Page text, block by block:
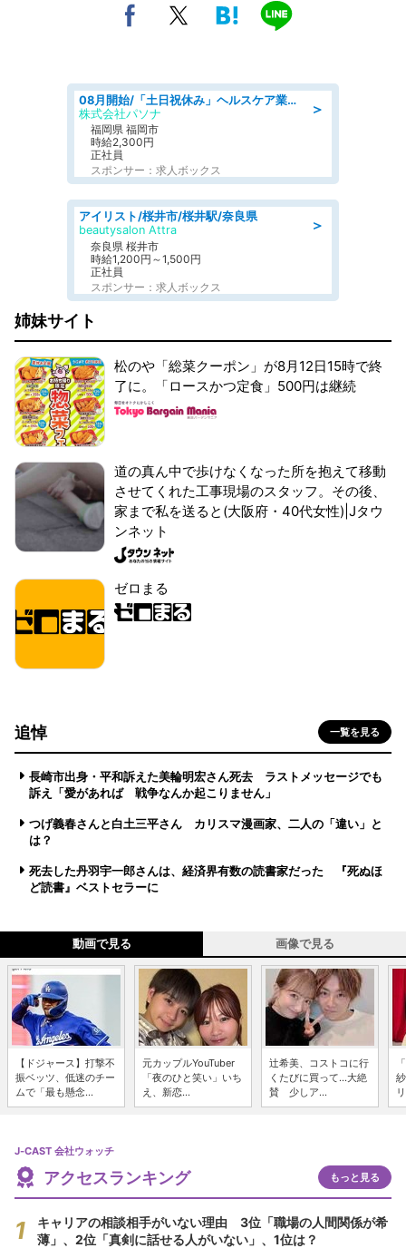
＞
08月開始/「土日祝休み」ヘルスケア業界の産業保健師/高時給/未経験OK/要資格:保健師、正看護師
株式会社パソナ
福岡県 福岡市
時給2,300円
正社員
スポンサー：求人ボックス
＞
アイリスト/桜井市/桜井駅/奈良県
beautysalon Attra
奈良県 桜井市
時給1,200円～1,500円
正社員
スポンサー：求人ボックス
姉妹サイト
松のや「総菜クーポン」が8月12日15時で終
了に。「ロースかつ定食」500円は継続
道の真ん中で歩けなくなった所を抱えて移動
させてくれた工事現場のスタッフ。その後、
家まで私を送ると(大阪府・40代女性)|Jタウ
ンネット
ゼロまる
追悼 一覧を見る
長崎市出身・平和訴えた美輪明宏さん死去 ラストメッセージでも
訴え「愛があれば 戦争なんか起こりません」
つげ義春さんと白土三平さん カリスマ漫画家、二人の「違い」と
は？
死去した丹羽宇一郎さんは、経済界有数の読書家だった 『死ぬほ
ど読書』ベストセラーに
動画で見る 画像で見る
【ドジャース】打撃不
振ベッツ、低迷のチー
ムで「最も懸念...
元カップルYouTuber
「夜のひと笑い」いち
え、新恋...
辻希美、コストコに行
くたびに買って...大絶
賛 少しア...
J-CAST 会社ウォッチ
アクセスランキング もっと見る
キャリアの相談相手がいない理由 3位「職場の人間関係が希
薄」、2位「真剣に話せる人がいない」、1位は？